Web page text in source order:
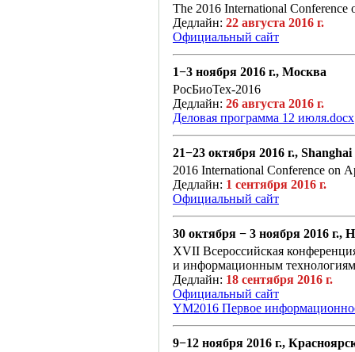
The 2016 International
Дедлайн: 22 августа 2016 г.
Официальный сайт
1−3 ноября 2016 г., Москва
РосБиоТех-2016
Дедлайн: 26 августа 2016 г.
Деловая программа 12 июля.docx
21−23 октября 2016 г., Shanghai
2016 International Conference on
Дедлайн: 1 сентября 2016 г.
Официальный сайт
30 октября − 3 ноября 2016 г.,
XVII Всероссийская
и информационным технологиям
Дедлайн: 18 сентября 2016 г.
Официальный сайт
YM2016 Первое
9−12 ноября 2016 г.,